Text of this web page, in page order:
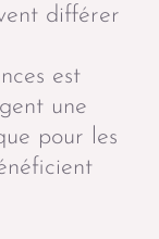
différer
est
une
pour les